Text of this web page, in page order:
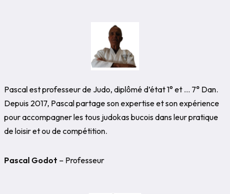
Pascal est professeur de Judo, diplômé d’état 1° et … 7° Dan.
Depuis 2017, Pascal partage son expertise et son expérience
pour accompagner les tous judokas bucois dans leur pratique
de loisir et ou de compétition.
Pascal Godot – Professeur